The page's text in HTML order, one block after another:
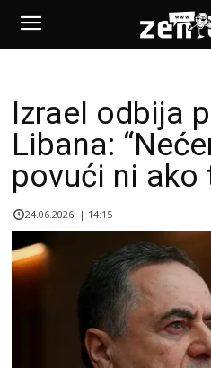
Izrael odbija
Libana:
povući ni ako
24.06.2026. | 14:15